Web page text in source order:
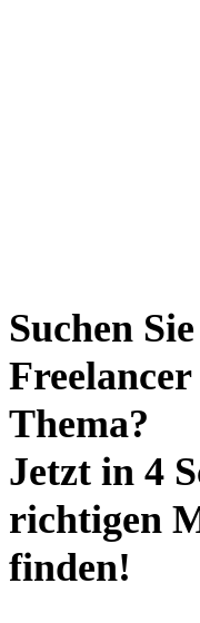
Suchen
Thema?
Jetzt in 4
richtigen
finden!